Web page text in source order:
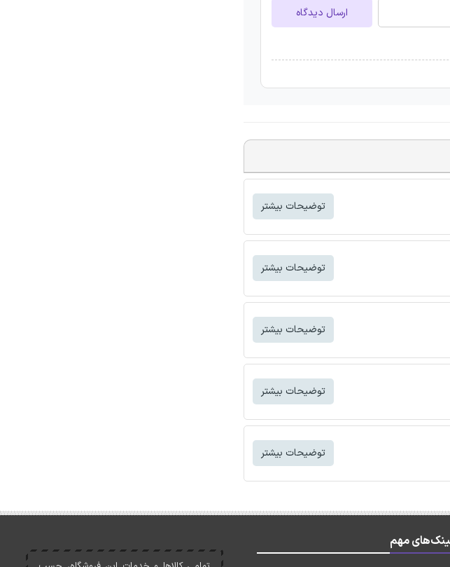
ارسال دیدگاه
توضیحات بیشتر
توضیحات بیشتر
توضیحات بیشتر
توضیحات بیشتر
توضیحات بیشتر
مهم